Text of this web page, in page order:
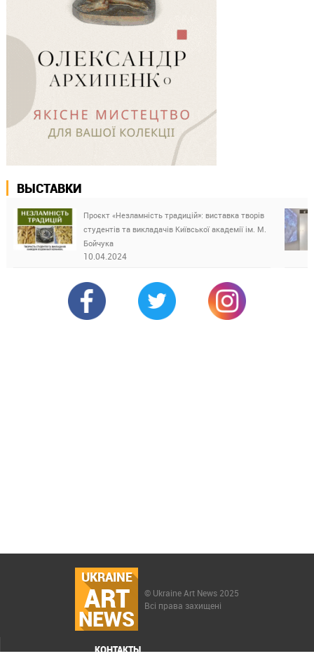
ВЫСТАВКИ
Проєкт «Незламність традицій»: виставка творів
студентів та викладачів Київської академії ім. М.
Бойчука
10.04.2024
UKRAINE
ART
NEWS
© Ukraine Art News 2025
Всі права захищені
КОНТАКТЫ